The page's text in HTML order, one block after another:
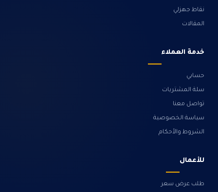
نقاط جهزلي
المقالات
خدمة العملاء
حسابي
سلة المشتريات
تواصل معنا
سياسة الخصوصية
الشروط والأحكام
للأعمال
طلب عرض سعر